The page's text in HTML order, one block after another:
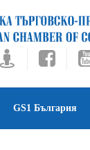
GS1 България